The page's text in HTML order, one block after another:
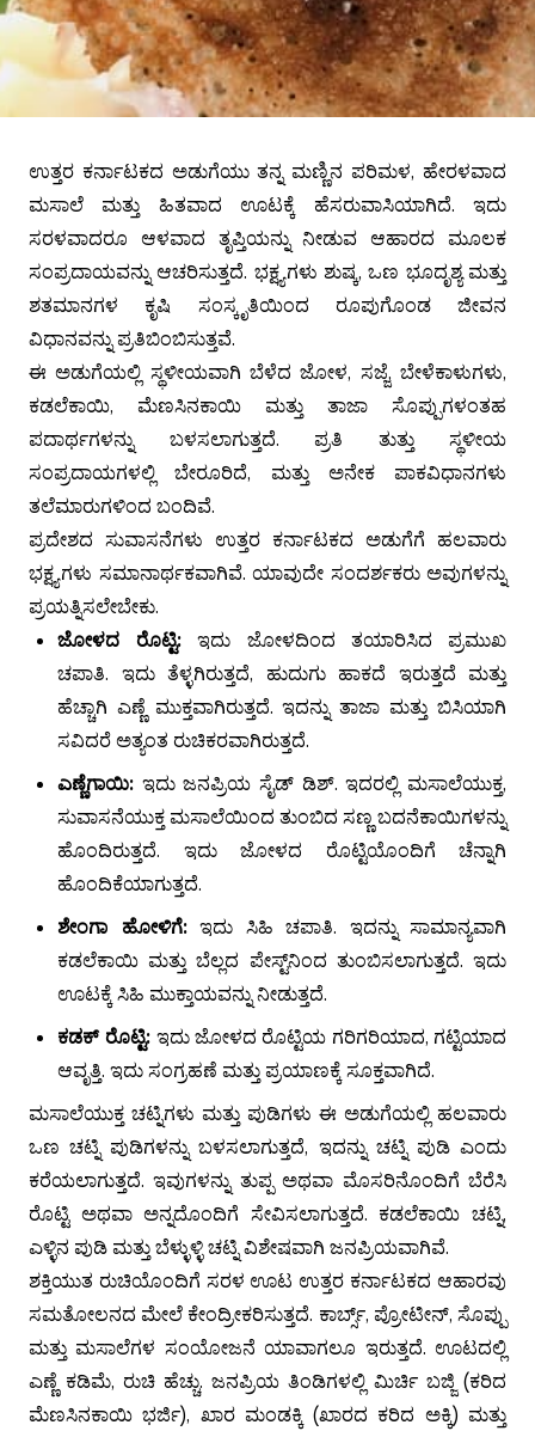
ಉತ್ತರ ಕರ್ನಾಟಕದ ಅಡುಗೆಯು ತನ್ನ ಮಣ್ಣಿನ ಪರಿಮಳ, ಹೇರಳವಾದ
ಮಸಾಲೆ ಮತ್ತು ಹಿತವಾದ ಊಟಕ್ಕೆ ಹೆಸರುವಾಸಿಯಾಗಿದೆ. ಇದು
ಸರಳವಾದರೂ ಆಳವಾದ ತೃಪ್ತಿಯನ್ನು ನೀಡುವ ಆಹಾರದ ಮೂಲಕ
ಸಂಪ್ರದಾಯವನ್ನು ಆಚರಿಸುತ್ತದೆ. ಭಕ್ಷ್ಯಗಳು ಶುಷ್ಕ, ಒಣ ಭೂದೃಶ್ಯ ಮತ್ತು
ಶತಮಾನಗಳ ಕೃಷಿ ಸಂಸ್ಕೃತಿಯಿಂದ ರೂಪುಗೊಂಡ ಜೀವನ
ವಿಧಾನವನ್ನು ಪ್ರತಿಬಿಂಬಿಸುತ್ತವೆ.
ಈ ಅಡುಗೆಯಲ್ಲಿ ಸ್ಥಳೀಯವಾಗಿ ಬೆಳೆದ ಜೋಳ, ಸಜ್ಜೆ, ಬೇಳೆಕಾಳುಗಳು,
ಕಡಲೆಕಾಯಿ, ಮೆಣಸಿನಕಾಯಿ ಮತ್ತು ತಾಜಾ ಸೊಪ್ಪುಗಳಂತಹ
ಪದಾರ್ಥಗಳನ್ನು ಬಳಸಲಾಗುತ್ತದೆ. ಪ್ರತಿ ತುತ್ತು ಸ್ಥಳೀಯ
ಸಂಪ್ರದಾಯಗಳಲ್ಲಿ ಬೇರೂರಿದೆ, ಮತ್ತು ಅನೇಕ ಪಾಕವಿಧಾನಗಳು
ತಲೆಮಾರುಗಳಿಂದ ಬಂದಿವೆ.
ಪ್ರದೇಶದ ಸುವಾಸನೆಗಳು ಉತ್ತರ ಕರ್ನಾಟಕದ ಅಡುಗೆಗೆ ಹಲವಾರು
ಭಕ್ಷ್ಯಗಳು ಸಮಾನಾರ್ಥಕವಾಗಿವೆ. ಯಾವುದೇ ಸಂದರ್ಶಕರು ಅವುಗಳನ್ನು
ಪ್ರಯತ್ನಿಸಲೇಬೇಕು.
ಜೋಳದ ರೊಟ್ಟಿ: ಇದು ಜೋಳದಿಂದ ತಯಾರಿಸಿದ ಪ್ರಮುಖ
ಚಪಾತಿ. ಇದು ತೆಳ್ಳಗಿರುತ್ತದೆ, ಹುದುಗು ಹಾಕದೆ ಇರುತ್ತದೆ ಮತ್ತು
ಹೆಚ್ಚಾಗಿ ಎಣ್ಣೆ ಮುಕ್ತವಾಗಿರುತ್ತದೆ. ಇದನ್ನು ತಾಜಾ ಮತ್ತು ಬಿಸಿಯಾಗಿ
ಸವಿದರೆ ಅತ್ಯಂತ ರುಚಿಕರವಾಗಿರುತ್ತದೆ.
ಎಣ್ಣೆಗಾಯಿ: ಇದು ಜನಪ್ರಿಯ ಸೈಡ್ ಡಿಶ್. ಇದರಲ್ಲಿ ಮಸಾಲೆಯುಕ್ತ,
ಸುವಾಸನೆಯುಕ್ತ ಮಸಾಲೆಯಿಂದ ತುಂಬಿದ ಸಣ್ಣ ಬದನೆಕಾಯಿಗಳನ್ನು
ಹೊಂದಿರುತ್ತದೆ. ಇದು ಜೋಳದ ರೊಟ್ಟಿಯೊಂದಿಗೆ ಚೆನ್ನಾಗಿ
ಹೊಂದಿಕೆಯಾಗುತ್ತದೆ.
ಶೇಂಗಾ ಹೋಳಿಗೆ:ಇದು ಸಿಹಿ ಚಪಾತಿ. ಇದನ್ನು ಸಾಮಾನ್ಯವಾಗಿ
ಕಡಲೆಕಾಯಿ ಮತ್ತು ಬೆಲ್ಲದ ಪೇಸ್ಟ್‌ನಿಂದ ತುಂಬಿಸಲಾಗುತ್ತದೆ. ಇದು
ಊಟಕ್ಕೆ ಸಿಹಿ ಮುಕ್ತಾಯವನ್ನು ನೀಡುತ್ತದೆ.
ಕಡಕ್ ರೊಟ್ಟಿ: ಇದು ಜೋಳದ ರೊಟ್ಟಿಯ ಗರಿಗರಿಯಾದ, ಗಟ್ಟಿಯಾದ
ಆವೃತ್ತಿ. ಇದು ಸಂಗ್ರಹಣೆ ಮತ್ತು ಪ್ರಯಾಣಕ್ಕೆ ಸೂಕ್ತವಾಗಿದೆ.
ಮಸಾಲೆಯುಕ್ತ ಚಟ್ನಿಗಳು ಮತ್ತು ಪುಡಿಗಳು ಈ ಅಡುಗೆಯಲ್ಲಿ ಹಲವಾರು
ಒಣ ಚಟ್ನಿ ಪುಡಿಗಳನ್ನು ಬಳಸಲಾಗುತ್ತದೆ, ಇದನ್ನು ಚಟ್ನಿ ಪುಡಿ ಎಂದು
ಕರೆಯಲಾಗುತ್ತದೆ. ಇವುಗಳನ್ನು ತುಪ್ಪ ಅಥವಾ ಮೊಸರಿನೊಂದಿಗೆ ಬೆರೆಸಿ
ರೊಟ್ಟಿ ಅಥವಾ ಅನ್ನದೊಂದಿಗೆ ಸೇವಿಸಲಾಗುತ್ತದೆ. ಕಡಲೆಕಾಯಿ ಚಟ್ನಿ,
ಎಳ್ಳಿನ ಪುಡಿ ಮತ್ತು ಬೆಳ್ಳುಳ್ಳಿ ಚಟ್ನಿ ವಿಶೇಷವಾಗಿ ಜನಪ್ರಿಯವಾಗಿವೆ.
ಶಕ್ತಿಯುತ ರುಚಿಯೊಂದಿಗೆ ಸರಳ ಊಟ ಉತ್ತರ ಕರ್ನಾಟಕದ ಆಹಾರವು
ಸಮತೋಲನದ ಮೇಲೆ ಕೇಂದ್ರೀಕರಿಸುತ್ತದೆ. ಕಾರ್ಬ್ಸ್, ಪ್ರೋಟೀನ್, ಸೊಪ್ಪು
ಮತ್ತು ಮಸಾಲೆಗಳ ಸಂಯೋಜನೆ ಯಾವಾಗಲೂ ಇರುತ್ತದೆ. ಊಟದಲ್ಲಿ
ಎಣ್ಣೆ ಕಡಿಮೆ, ರುಚಿ ಹೆಚ್ಚು. ಜನಪ್ರಿಯ ತಿಂಡಿಗಳಲ್ಲಿ ಮಿರ್ಚಿ ಬಜ್ಜಿ (ಕರಿದ
ಮೆಣಸಿನಕಾಯಿ ಭರ್ಜಿ), ಖಾರ ಮಂಡಕ್ಕಿ (ಖಾರದ ಕರಿದ ಅಕ್ಕಿ) ಮತ್ತು